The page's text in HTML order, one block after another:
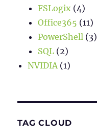
FSLogix (4)
Office365 (11)
PowerShell (3)
SQL (2)
NVIDIA(1)
TAG CLOUD